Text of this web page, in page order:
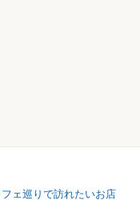
ェ巡りで訪れたいお店